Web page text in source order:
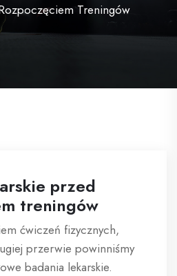
Treningów
przed
treningów
ćwiczeń fizycznych,
przerwie powinniśmy
badania lekarskie.